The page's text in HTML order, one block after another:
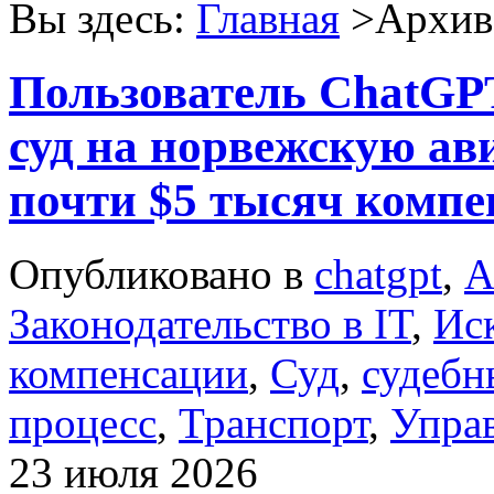
Вы здесь: Главная >Архив
Пользователь
суд на норвежскую
почти $5 тысяч
Опубликовано в chatgpt,
Законодательство в IT,
компенсации, Суд,
процесс, Транспорт,
23 июля 2026